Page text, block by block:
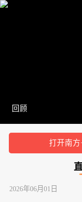
回顾
打开南
2026年06月01日